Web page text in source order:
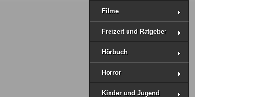
Filme
Freizeit und Ratgeber
Hörbuch
Horror
Kinder und Jugend